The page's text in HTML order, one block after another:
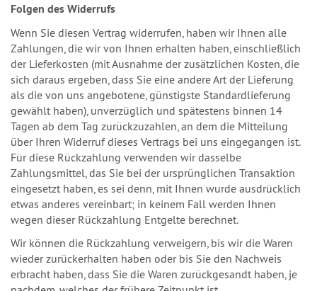
Folgen des Widerrufs
Wenn Sie diesen Vertrag widerrufen, haben wir Ihnen alle
Zahlungen, die wir von Ihnen erhalten haben, einschließlich
der Lieferkosten (mit Ausnahme der zusätzlichen Kosten, die
sich daraus ergeben, dass Sie eine andere Art der Lieferung
als die von uns angebotene, günstigste Standardlieferung
gewählt haben), unverzüglich und spätestens binnen 14
Tagen ab dem Tag zurückzuzahlen, an dem die Mitteilung
über Ihren Widerruf dieses Vertrags bei uns eingegangen ist.
Für diese Rückzahlung verwenden wir dasselbe
Zahlungsmittel, das Sie bei der ursprünglichen Transaktion
eingesetzt haben, es sei denn, mit Ihnen wurde ausdrücklich
etwas anderes vereinbart; in keinem Fall werden Ihnen
wegen dieser Rückzahlung Entgelte berechnet.
Wir können die Rückzahlung verweigern, bis wir die Waren
wieder zurückerhalten haben oder bis Sie den Nachweis
erbracht haben, dass Sie die Waren zurückgesandt haben, je